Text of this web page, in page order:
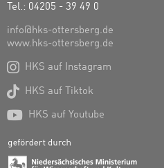
Tel.: 04205 - 39 49 0
info@hks-ottersberg.de
www.hks-ottersberg.de
 HKS auf Instagram
 HKS auf Tiktok
 HKS auf Youtube